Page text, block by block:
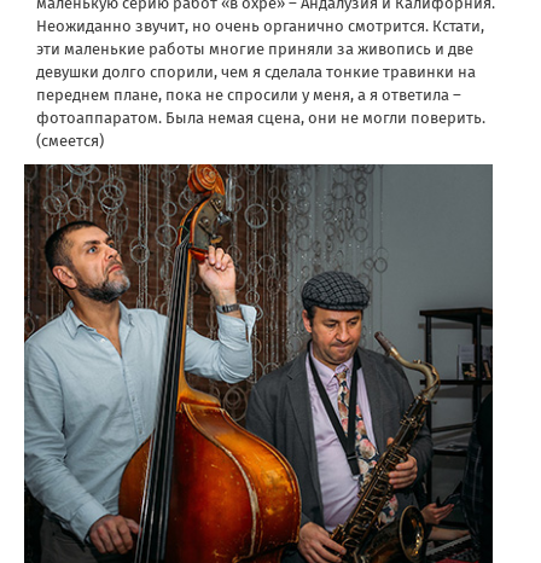
Неожиданно звучит, но очень органично смотрится. Кстати,
эти маленькие работы многие приняли за живопись и две
девушки долго спорили, чем я сделала тонкие травинки на
переднем плане, пока не спросили у меня, а я ответила –
фотоаппаратом. Была немая сцена, они не могли поверить.
(смеется)